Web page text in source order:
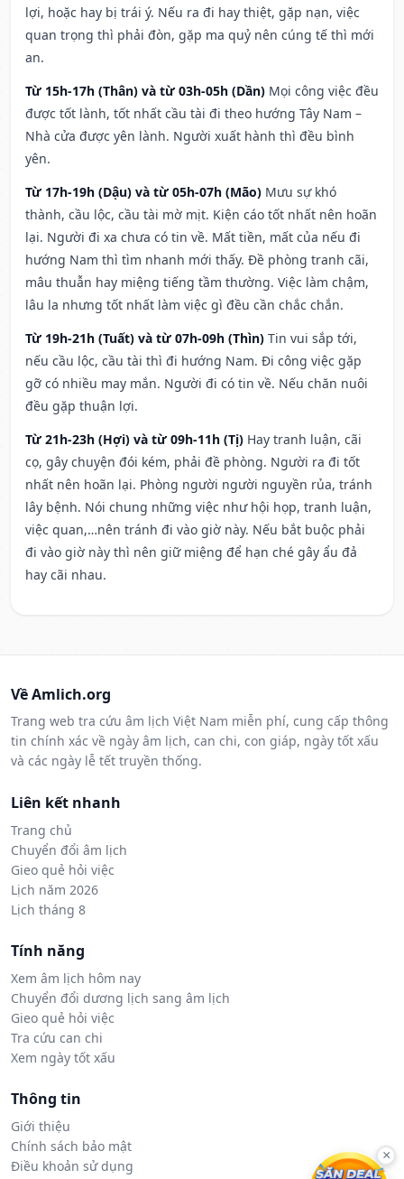
lợi, hoặc hay bị trái ý. Nếu ra đi hay thiệt, gặp nạn, việc
quan trọng thì phải đòn, gặp ma quỷ nên cúng tế thì mới
an.
Từ 15h-17h (Thân) và từ 03h-05h (Dần) Mọi công việc đều
được tốt lành, tốt nhất cầu tài đi theo hướng Tây Nam –
Nhà cửa được yên lành. Người xuất hành thì đều bình
yên.
Từ 17h-19h (Dậu) và từ 05h-07h (Mão) Mưu sự khó
thành, cầu lộc, cầu tài mờ mịt. Kiện cáo tốt nhất nên hoãn
lại. Người đi xa chưa có tin về. Mất tiền, mất của nếu đi
hướng Nam thì tìm nhanh mới thấy. Đề phòng tranh cãi,
mâu thuẫn hay miệng tiếng tầm thường. Việc làm chậm,
lâu la nhưng tốt nhất làm việc gì đều cần chắc chắn.
Từ 19h-21h (Tuất) và từ 07h-09h (Thìn) Tin vui sắp tới,
nếu cầu lộc, cầu tài thì đi hướng Nam. Đi công việc gặp
gỡ có nhiều may mắn. Người đi có tin về. Nếu chăn nuôi
đều gặp thuận lợi.
Từ 21h-23h (Hợi) và từ 09h-11h (Tị) Hay tranh luận, cãi
cọ, gây chuyện đói kém, phải đề phòng. Người ra đi tốt
nhất nên hoãn lại. Phòng người người nguyền rủa, tránh
lây bệnh. Nói chung những việc như hội họp, tranh luận,
việc quan,…nên tránh đi vào giờ này. Nếu bắt buộc phải
đi vào giờ này thì nên giữ miệng để hạn ché gây ẩu đả
hay cãi nhau.
Về Amlich.org
Trang web tra cứu âm lịch Việt Nam miễn phí, cung cấp thông
tin chính xác về ngày âm lịch, can chi, con giáp, ngày tốt xấu
và các ngày lễ tết truyền thống.
Liên kết nhanh
Trang chủ
Chuyển đổi âm lịch
Gieo quẻ hỏi việc
Lịch năm 2026
Lịch tháng 8
Tính năng
Xem âm lịch hôm nay
Chuyển đổi dương lịch sang âm lịch
Gieo quẻ hỏi việc
Tra cứu can chi
Xem ngày tốt xấu
Thông tin
Giới thiệu
Chính sách bảo mật
Điều khoản sử dụng
×